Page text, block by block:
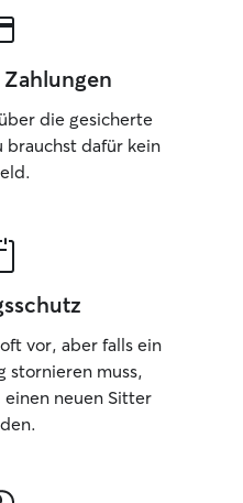
Ausnahmefällen
immer
die gesicherte
dafür kein
vor, aber falls ein
stornieren muss,
neuen Sitter